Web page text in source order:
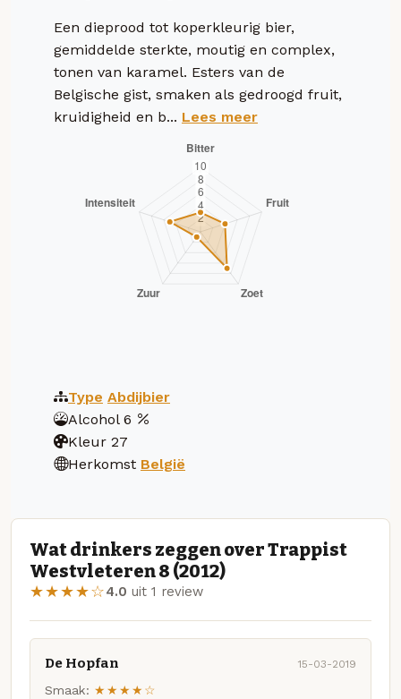
Een dieprood tot koperkleurig bier,
gemiddelde sterkte, moutig en complex,
tonen van karamel. Esters van de
Belgische gist, smaken als gedroogd fruit,
kruidigheid en b... Lees meer
Type Abdijbier
Alcohol 6
Kleur 27
Herkomst België
Wat drinkers zeggen over Trappist
Westvleteren 8 (2012)
★★★★☆4.0 uit 1 review
De Hopfan 15-03-2019
Smaak: ★★★★☆